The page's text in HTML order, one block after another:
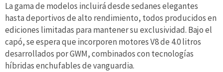
La gama de modelos incluirá desde sedanes elegantes
hasta deportivos de alto rendimiento, todos producidos en
ediciones limitadas para mantener su exclusividad. Bajo el
capó, se espera que incorporen motores V8 de 4.0 litros
desarrollados por GWM, combinados con tecnologías
híbridas enchufables de vanguardia.